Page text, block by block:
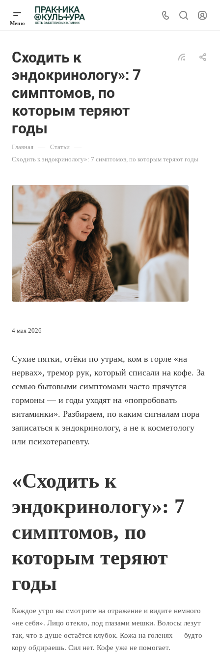
Сходить к
эндокринологу»: 7
симптомов, по
которым теряют
годы
Главная — Статьи —
Сходить к эндокринологу»: 7 симптомов, по которым теряют годы
4 мая 2026
Сухие пятки, отёки по утрам, ком в горле «на
нервах», тремор рук, который списали на кофе. За
семью бытовыми симптомами часто прячутся
гормоны — и годы уходят на «попробовать
витаминки». Разбираем, по каким сигналам пора
записаться к эндокринологу, а не к косметологу
или психотерапевту.
«Сходить к
эндокринологу»: 7
симптомов, по
которым теряют
годы
Каждое утро вы смотрите на отражение и видите немного
«не себя». Лицо отекло, под глазами мешки. Волосы лезут
так, что в душе остаётся клубок. Кожа на голенях — будто
кору обдираешь. Сил нет. Кофе уже не помогает.